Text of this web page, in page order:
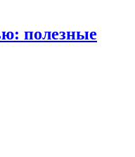
полезные